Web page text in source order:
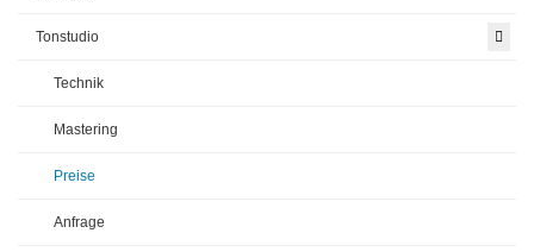
Tonstudio
Technik
Mastering
Preise
Anfrage